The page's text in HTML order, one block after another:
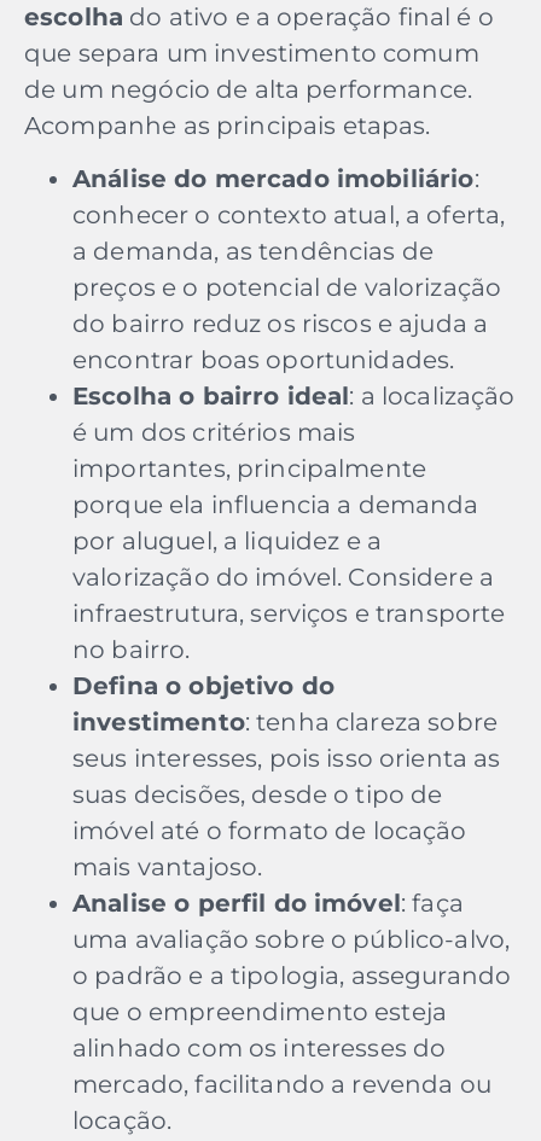
escolha do ativo e a operação final é o
que separa um investimento comum
de um negócio de alta performance.
Acompanhe as principais etapas.
Análise do mercado imobiliário:
conhecer o contexto atual, a oferta,
a demanda, as tendências de
preços e o potencial de valorização
do bairro reduz os riscos e ajuda a
encontrar boas oportunidades.
Escolha o bairro ideal: a localização
é um dos critérios mais
importantes, principalmente
porque ela influencia a demanda
por aluguel, a liquidez e a
valorização do imóvel. Considere a
infraestrutura, serviços e transporte
no bairro.
Defina o objetivo do
investimento: tenha clareza sobre
seus interesses, pois isso orienta as
suas decisões, desde o tipo de
imóvel até o formato de locação
mais vantajoso.
Analise o perfil do imóvel: faça
uma avaliação sobre o público-alvo,
o padrão e a tipologia, assegurando
que o empreendimento esteja
alinhado com os interesses do
mercado, facilitando a revenda ou
locação.